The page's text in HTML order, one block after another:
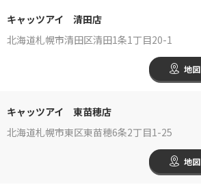
キャッツアイ 清田店
北海道札幌市清田区清田1条1丁目20-1
地図
キャッツアイ 東苗穂店
北海道札幌市東区東苗穂6条2丁目1-25
地図